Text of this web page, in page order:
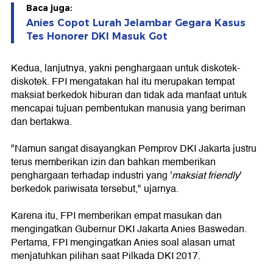
Baca juga:
Anies Copot Lurah Jelambar Gegara Kasus
Tes Honorer DKI Masuk Got
Kedua, lanjutnya, yakni penghargaan untuk diskotek-
diskotek. FPI mengatakan hal itu merupakan tempat
maksiat berkedok hiburan dan tidak ada manfaat untuk
mencapai tujuan pembentukan manusia yang beriman
dan bertakwa.
"Namun sangat disayangkan Pemprov DKI Jakarta justru
terus memberikan izin dan bahkan memberikan
penghargaan terhadap industri yang 'maksiat friendly'
berkedok pariwisata tersebut," ujarnya.
Karena itu, FPI memberikan empat masukan dan
mengingatkan Gubernur DKI Jakarta Anies Baswedan.
Pertama, FPI mengingatkan Anies soal alasan umat
menjatuhkan pilihan saat Pilkada DKI 2017.